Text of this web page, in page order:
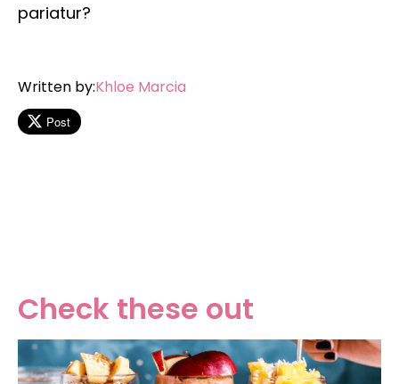
pariatur?
Written by:Khloe Marcia
Post
Check these out